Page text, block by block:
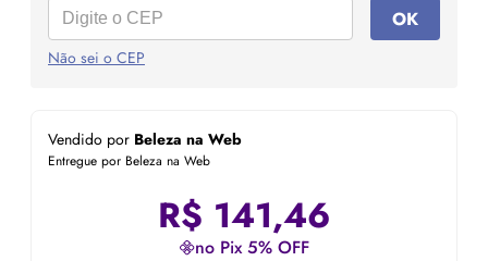
OK
Não sei o CEP
Vendido por Beleza na Web
Entregue por Beleza na Web
R$ 141,46
no Pix 5% OFF